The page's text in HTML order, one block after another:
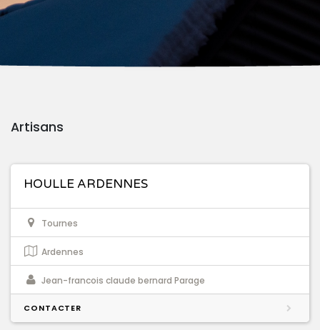
Artisans
HOULLE ARDENNES
Tournes
Ardennes
Jean-francois claude bernard Parage
CONTACTER